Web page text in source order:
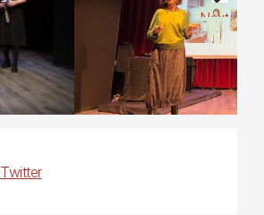
Next